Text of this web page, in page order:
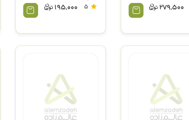
279,500
195,000